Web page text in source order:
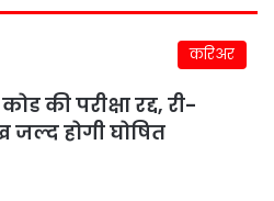
करिअर
की परीक्षा रद्द, री-
जल्द होगी घोषित